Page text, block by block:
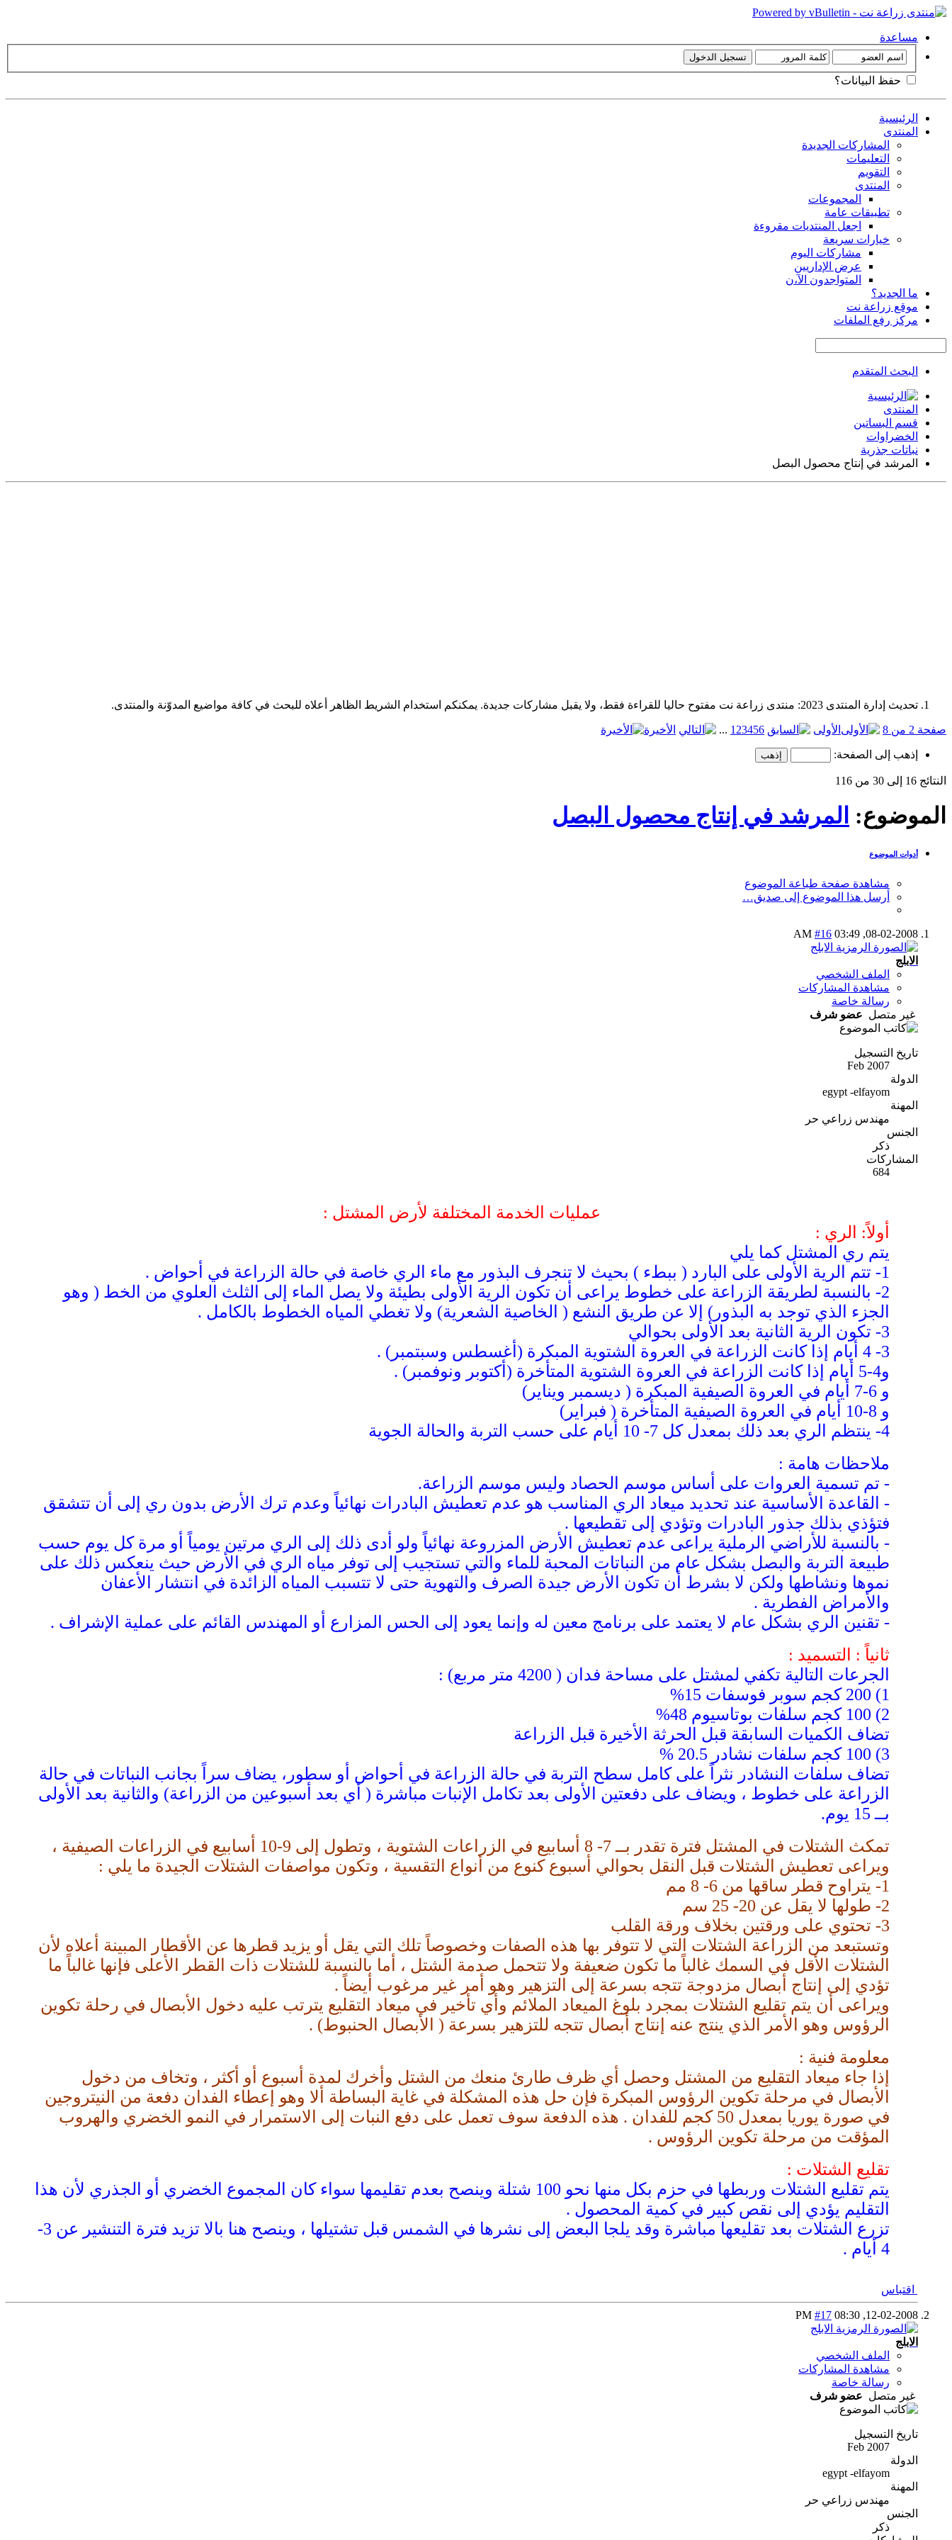
مساعدة
حفظ البيانات؟
الرئيسية
المنتدى
المشاركات الجديدة
التعليمات
التقويم
المنتدى
المجموعات
تطبيقات عامة
اجعل المنتديات مقروءة
خيارات سريعة
مشاركات اليوم
عرض الإداريين
المتواجدون الآ،ن
ما الجديد؟
موقع زراعة نت
مركز رفع الملفات
البحث المتقدم
المنتدى
قسم البساتين
الخضراوات
نباتات جذرية
المرشد في إنتاج محصول البصل
تحديث إدارة المنتدى 2023: منتدى زراعة نت مفتوح حاليا للقراءة فقط، ولا يقبل مشاركات جديدة. يمكنكم استخدام الشريط الظاهر أعلاه للبحث في كافة مواضيع المدوّنة والمنتدى.
صفحة 2 من 8 الأولى 1 23456
... الأخيرة
إذهب إلى الصفحة:
النتائج 16 إلى 30 من 116
الموضوع: المرشد في إنتاج محصول البصل
أدوات الموضوع
مشاهدة صفحة طباعة الموضوع
أرسل هذا الموضوع إلى صديق…
08-02-2008,
03:49 AM
#16
الابلج
الملف الشخصي
مشاهدة المشاركات
رسالة خاصة
غير متصل عضو شرف
تاريخ التسجيل
Feb 2007
الدولة
egypt -elfayom
المهنة
مهندس زراعي حر
الجنس
ذكر
المشاركات
684
عمليات الخدمة المختلفة لأرض المشتل :
أولاً: الري :
يتم ري المشتل كما يلي
1-
تتم الرية الأولى على البارد ( ببطء ) بحيث لا تنجرف البذور مع ماء الري خاصة في حالة الزراعة في أحواض .
2-
بالنسبة لطريقة الزراعة على خطوط يراعى أن تكون الرية الأولى بطيئة ولا يصل الماء إلى الثلث العلوي من الخط ( وهو
الجزء الذي توجد به البذور) إلا عن طريق النشع ( الخاصية الشعرية) ولا تغطي المياه الخطوط بالكامل .
3-
تكون الرية الثانية بعد الأولى بحوالي
3- 4 أيام إذا كانت الزراعة في العروة الشتوية المبكرة (أغسطس وسبتمبر) .
و4-5 أيام إذا كانت الزراعة في العروة الشتوية المتأخرة (أكتوبر ونوفمبر) .
و 6-7 أيام في العروة الصيفية المبكرة ( ديسمبر ويناير)
و 8-10 أيام في العروة الصيفية المتأخرة ( فبراير)
4-
ينتظم الري بعد ذلك بمعدل كل 7- 10 أيام على حسب التربة والحالة الجوية
ملاحظات هامة :
- تم تسمية العروات على أساس موسم الحصاد وليس موسم الزراعة.
- القاعدة الأساسية عند تحديد ميعاد الري المناسب هو عدم تعطيش البادرات نهائياً وعدم ترك الأرض بدون ري إلى أن تتشقق
فتؤذي بذلك جذور البادرات وتؤدي إلى تقطيعها .
- بالنسبة للأراضي الرملية يراعى عدم تعطيش الأرض المزروعة نهائياً ولو أدى ذلك إلى الري مرتين يومياً أو مرة كل يوم حسب
طبيعة التربة والبصل بشكل عام من النباتات المحبة للماء والتي تستجيب إلى توفر مياه الري في الأرض حيث ينعكس ذلك على
نموها ونشاطها ولكن لا بشرط أن تكون الأرض جيدة الصرف والتهوية حتى لا تتسبب المياه الزائدة في انتشار الأعفان
والأمراض الفطرية .
- تقنين الري بشكل عام لا يعتمد على برنامج معين له وإنما يعود إلى الحس المزارع أو المهندس القائم على عملية الإشراف .
ثانياً : التسميد :
الجرعات التالية تكفي لمشتل على مساحة فدان ( 4200 متر مربع) :
1)
200 كجم سوبر فوسفات 15%
2)
100 كجم سلفات بوتاسيوم 48%
تضاف الكميات السابقة قبل الحرثة الأخيرة قبل الزراعة
3) 100 كجم سلفات نشادر 20.5 %
تضاف سلفات النشادر نثراً على كامل سطح التربة في حالة الزراعة في أحواض أو سطور، يضاف سراً بجانب النباتات في حالة
الزراعة على خطوط ، ويضاف على دفعتين الأولى بعد تكامل الإنبات مباشرة ( أي بعد أسبوعين من الزراعة) والثانية بعد الأولى
بــ 15 يوم.
تمكث الشتلات في المشتل فترة تقدر بــ 7- 8 أسابيع في الزراعات الشتوية ، وتطول إلى 9-10 أسابيع في الزراعات الصيفية ،
ويراعى تعطيش الشتلات قبل النقل بحوالي أسبوع كنوع من أنواع التقسية ، وتكون مواصفات الشتلات الجيدة ما يلي :
1-
يتراوح قطر ساقها من 6- 8 مم
2-
طولها لا يقل عن 20- 25 سم
3-
تحتوي على ورقتين بخلاف ورقة القلب
وتستبعد من الزراعة الشتلات التي لا تتوفر بها هذه الصفات وخصوصاً تلك التي يقل أو يزيد قطرها عن الأقطار المبينة أعلاه لأن
الشتلات الأقل في السمك غالباً ما تكون ضعيفة ولا تتحمل صدمة الشتل ، أما بالنسبة للشتلات ذات القطر الأعلى فإنها غالباً ما
تؤدي إلى إنتاج أبصال مزدوجة تتجه بسرعة إلى التزهير وهو أمر غير مرغوب أيضاً .
ويراعى أن يتم تقليع الشتلات بمجرد بلوغ الميعاد الملائم وأي تأخير في ميعاد التقليع يترتب عليه دخول الأبصال في رحلة تكوين
الرؤوس وهو الأمر الذي ينتج عنه إنتاج أبصال تتجه للتزهير بسرعة ( الأبصال الحنبوط) .
معلومة فنية :
إذا جاء ميعاد التقليع من المشتل وحصل أي ظرف طارئ منعك من الشتل وأخرك لمدة أسبوع أو أكثر ، وتخاف من دخول
الأبصال في مرحلة تكوين الرؤوس المبكرة فإن حل هذه المشكلة في غاية البساطة ألا وهو إعطاء الفدان دفعة من النيتروجين
في صورة يوريا بمعدل 50 كجم للفدان . هذه الدفعة سوف تعمل على دفع النبات إلى الاستمرار في النمو الخضري والهروب
المؤقت من مرحلة تكوين الرؤوس .
تقليع الشتلات :
يتم تقليع الشتلات وربطها في حزم بكل منها نحو 100 شتلة وينصح بعدم تقليمها سواء كان المجموع الخضري أو الجذري لأن هذا
التقليم يؤدي إلى نقص كبير في كمية المحصول .
تزرع الشتلات بعد تقليعها مباشرة وقد يلجا البعض إلى نشرها في الشمس قبل تشتيلها ، وينصح هنا بالا تزيد فترة التنشير عن 3-
4 أيام .
اقتباس
12-02-2008,
08:30 PM
#17
الابلج
الملف الشخصي
مشاهدة المشاركات
رسالة خاصة
غير متصل عضو شرف
تاريخ التسجيل
Feb 2007
الدولة
egypt -elfayom
المهنة
مهندس زراعي حر
الجنس
ذكر